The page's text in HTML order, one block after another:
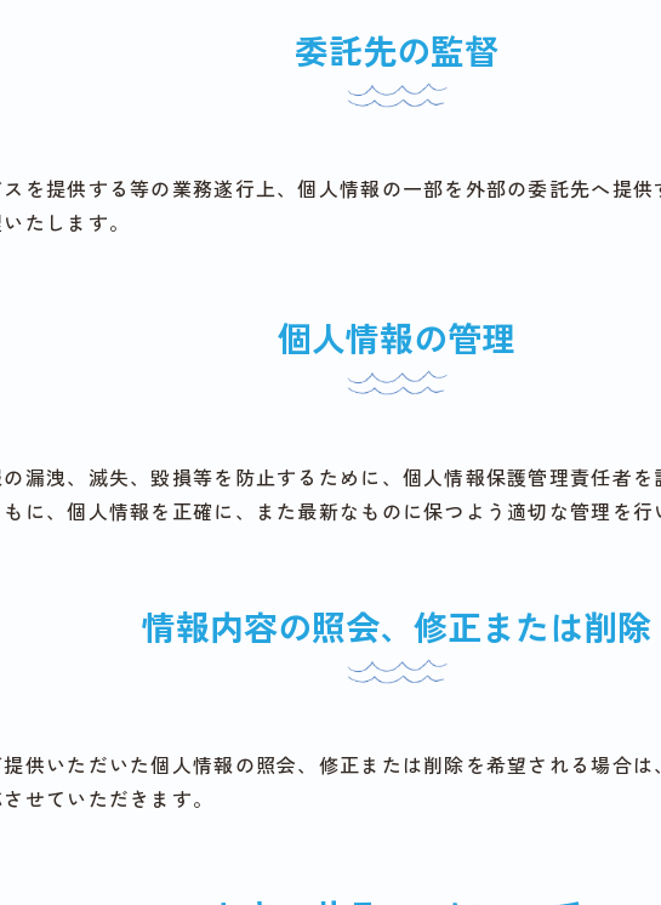
委託先の監督
を提供する等の業務遂行上、個人情報の一部を外部の委託先へ提
たします。
個人情報の管理
漏洩、滅失、毀損等を防止するために、個人情報保護管理責任者
に、個人情報を正確に、また最新なものに保つよう適切な管理を行
情報内容の照会、修正または削除
供いただいた個人情報の照会、修正または削除を希望される場合
せていただきます。